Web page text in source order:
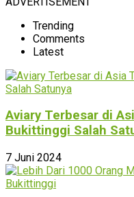
Trending
Comments
Latest
Aviary Terbesar di
Bukittinggi Salah
7 Juni 2024